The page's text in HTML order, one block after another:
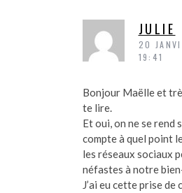
JULIE
20
19:41
Bonjour Maëlle et
te lire.
Et oui, on ne se rend
compte à quel point
les réseaux sociaux
néfastes à notre
J’ai eu cette prise de